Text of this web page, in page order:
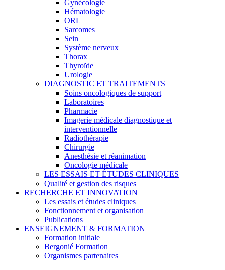
Gynécologie
Hématologie
ORL
Sarcomes
Sein
Système nerveux
Thorax
Thyroïde
Urologie
DIAGNOSTIC ET TRAITEMENTS
Soins oncologiques de support
Laboratoires
Pharmacie
Imagerie médicale diagnostique et
interventionnelle
Radiothérapie
Chirurgie
Anesthésie et réanimation
Oncologie médicale
LES ESSAIS ET ÉTUDES CLINIQUES
Qualité et gestion des risques
RECHERCHE ET INNOVATION
Les essais et études cliniques
Fonctionnement et organisation
Publications
ENSEIGNEMENT & FORMATION
Formation initiale
Bergonié Formation
Organismes partenaires